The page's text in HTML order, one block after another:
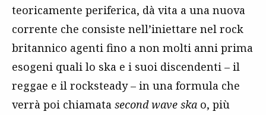
teoricamente periferica, dà vita a una nuova
corrente che consiste nell’iniettare nel rock
britannico agenti fino a non molti anni prima
esogeni quali lo ska e i suoi discendenti – il
reggae e il rocksteady – in una formula che
verrà poi chiamata second wave ska o, più